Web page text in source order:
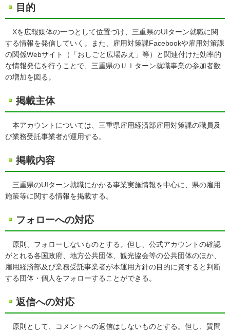
目的
Xを広報媒体の一つとして位置づけ、三重県のUIターン就職に関
する情報を発信していく。また、雇用対策課Facebookや雇用対策課
の関係Webサイト（「おしごと広場みえ」等）と関連付けた効率的
な情報発信を行うことで、三重県のＵＩターン就職事業の参加者数
の増加を図る。
掲載主体
本アカウントについては、三重県雇用経済部雇用対策課の職員及
び業務受託事業者が運用する。
掲載内容
三重県のUIターン就職にかかる事業実施情報を中心に、県の雇用
施策等に関する情報を掲載する。
フォローへの対応
原則、フォローしないものとする。但し、公式アカウントの確認
がとれる各国政府、地方公共団体、観光協会等の公共団体のほか、
雇用経済部及び業務受託事業者が本運用方針の目的に資すると判断
する団体・個人をフォローすることができる。
返信への対応
原則として、コメントへの返信はしないものとする。但し、質問